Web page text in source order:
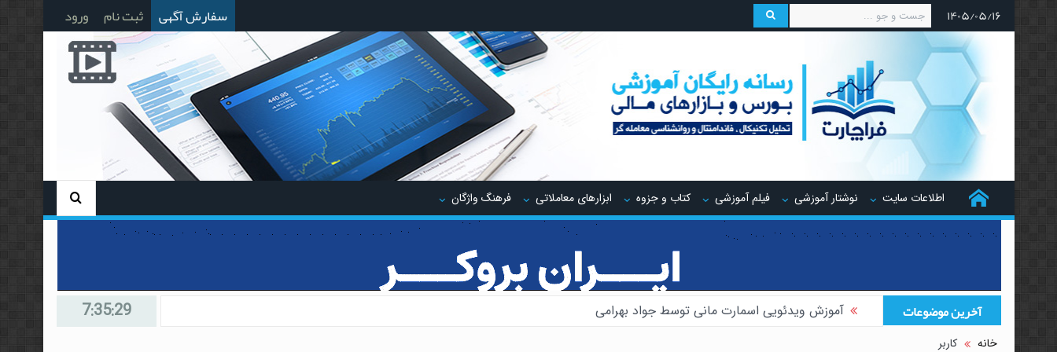
۱۴۰۵/۰۵/۱۶ سفارش آگهی ثبت نام ورود
اطلاعات سایت نوشتار آموزشی فیلم آموزشی کتاب و جزوه ابزارهای معاملاتی فرهنگ واژگان
آخرین موضوعات
آموزش ویدئویی اسمارت مانی توسط جواد بهرامی
7:35:29
خانه کاربر